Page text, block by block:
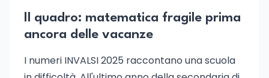
Il quadro: matematica fragile prima
ancora delle vacanze
I numeri INVALSI 2025 raccontano una scuola